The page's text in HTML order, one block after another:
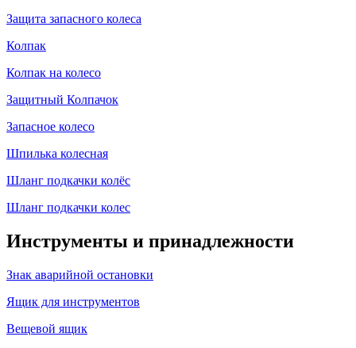
Защита запасного колеса
Колпак
Колпак на колесо
Защитный Колпачок
Запасное колесо
Шпилька колесная
Шланг подкачки колёс
Шланг подкачки колес
Инструменты и принадлежности
Знак аварийной остановки
Ящик для инструментов
Вещевой ящик